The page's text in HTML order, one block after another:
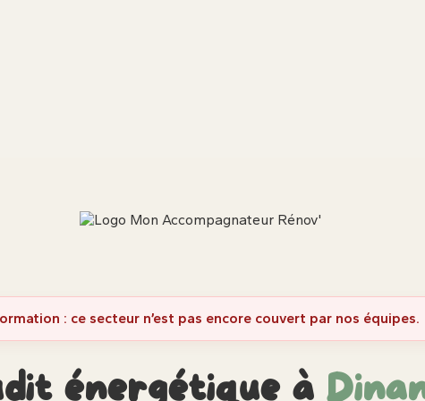
: ce secteur n’est pas encore couvert par nos équipes.
énergétique à